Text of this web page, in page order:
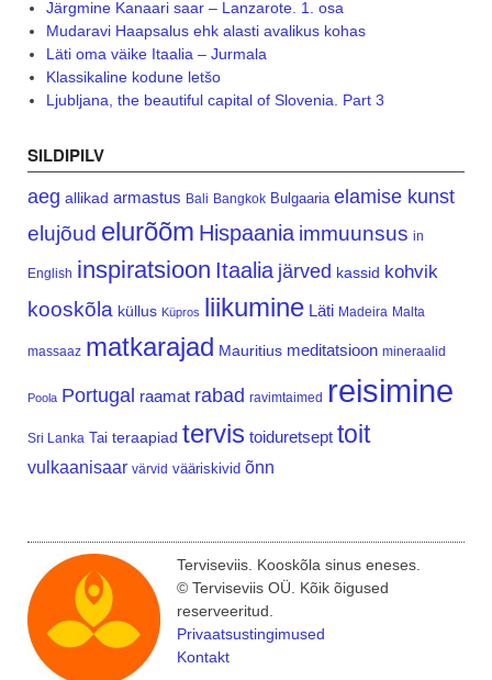
Järgmine Kanaari saar – Lanzarote. 1. osa
Mudaravi Haapsalus ehk alasti avalikus kohas
Läti oma väike Itaalia – Jurmala
Klassikaline kodune letšo
Ljubljana, the beautiful capital of Slovenia. Part 3
SILDIPILV
aeg allikad armastus Bali Bangkok Bulgaaria elamise kunst
elujõud elurõõm Hispaania immuunsus in
English inspiratsioon Itaalia järved kassid kohvik
kooskõla küllus Küpros liikumine Läti Madeira Malta
massaaz matkarajad Mauritius meditatsioon mineraalid
Poola Portugal raamat rabad ravimtaimed reisimine
Sri Lanka Tai teraapiad tervis toiduretsept toit
vulkaanisaar värvid vääriskivid õnn
Terviseviis. Kooskõla sinus eneses.
© Terviseviis OÜ. Kõik õigused
reserveeritud.
Privaatsustingimused
Kontakt